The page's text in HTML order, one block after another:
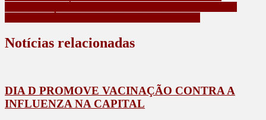
Notícias relacionadas
DIA D PROMOVE VACINAÇÃO CONTRA A
INFLUENZA NA CAPITAL